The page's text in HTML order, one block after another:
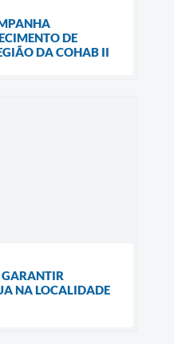
DE
DA COHAB II
NA LOCALIDADE